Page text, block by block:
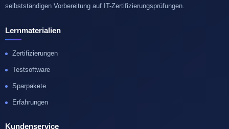
selbstständigen Vorbereitung auf IT-Zertifizierungsprüfungen.
Lernmaterialien
Zertifizierungen
Testsoftware
Sparpakete
Erfahrungen
Kundenservice